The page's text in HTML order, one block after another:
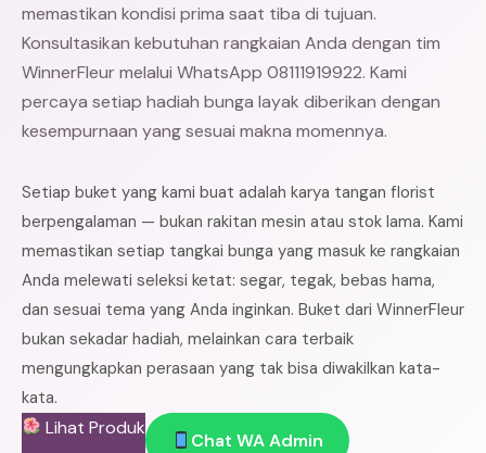
memastikan kondisi prima saat tiba di tujuan.
Konsultasikan kebutuhan rangkaian Anda dengan tim
WinnerFleur melalui WhatsApp 08111919922. Kami
percaya setiap hadiah bunga layak diberikan dengan
kesempurnaan yang sesuai makna momennya.
Setiap buket yang kami buat adalah karya tangan florist
berpengalaman — bukan rakitan mesin atau stok lama. Kami
memastikan setiap tangkai bunga yang masuk ke rangkaian
Anda melewati seleksi ketat: segar, tegak, bebas hama,
dan sesuai tema yang Anda inginkan. Buket dari WinnerFleur
bukan sekadar hadiah, melainkan cara terbaik
mengungkapkan perasaan yang tak bisa diwakilkan kata-
kata.
Lihat Produk
Chat WA Admin